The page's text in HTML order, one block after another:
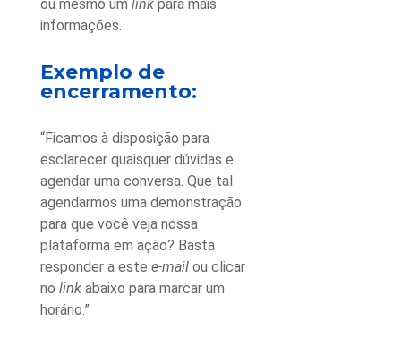
ou mesmo um link para mais
informações.
Exemplo de
encerramento:
“Ficamos à disposição para
esclarecer quaisquer dúvidas e
agendar uma conversa. Que tal
agendarmos uma demonstração
para que você veja nossa
plataforma em ação? Basta
responder a este e-mail ou clicar
no link abaixo para marcar um
horário.”